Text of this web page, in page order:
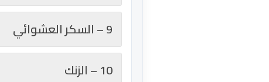
9 – السكر العشوائي
10 – الزنك